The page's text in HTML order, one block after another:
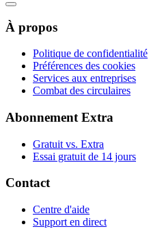
À propos
Politique de confidentialité
Préférences des cookies
Services aux entreprises
Combat des circulaires
Abonnement Extra
Gratuit vs. Extra
Essai gratuit de 14 jours
Contact
Centre d'aide
Support en direct